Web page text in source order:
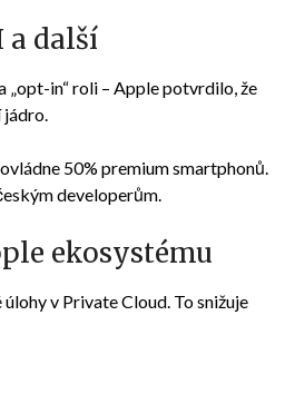
a další
in“ roli – Apple potvrdilo, že
jádro.
50% premium smartphonů.
developerům.
ekosystému
v Private Cloud. To snižuje